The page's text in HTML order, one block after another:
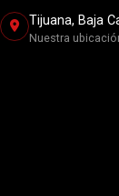
Tijuana, Baja
Nuestra